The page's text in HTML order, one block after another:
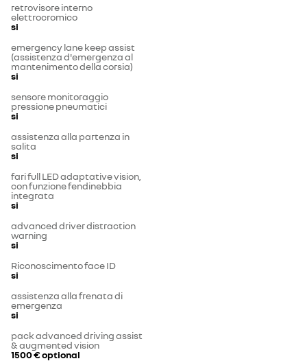
retrovisore interno
elettrocromico
si
emergency lane keep assist
(assistenza d'emergenza al
mantenimento della corsia)
si
sensore monitoraggio
pressione pneumatici
si
assistenza alla partenza in
salita
si
fari full LED adaptative vision,
con funzione fendinebbia
integrata
si
advanced driver distraction
warning
si
Riconoscimento face ID
si
assistenza alla frenata di
emergenza
si
pack advanced driving assist
& augmented vision
1500 €optional